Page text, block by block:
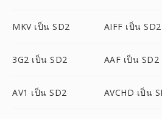
MKV เป็น SD2 AIFF เป็น SD2
3G2 เป็น SD2 AAF เป็น SD2
AV1 เป็น SD2 AVCHD เป็น